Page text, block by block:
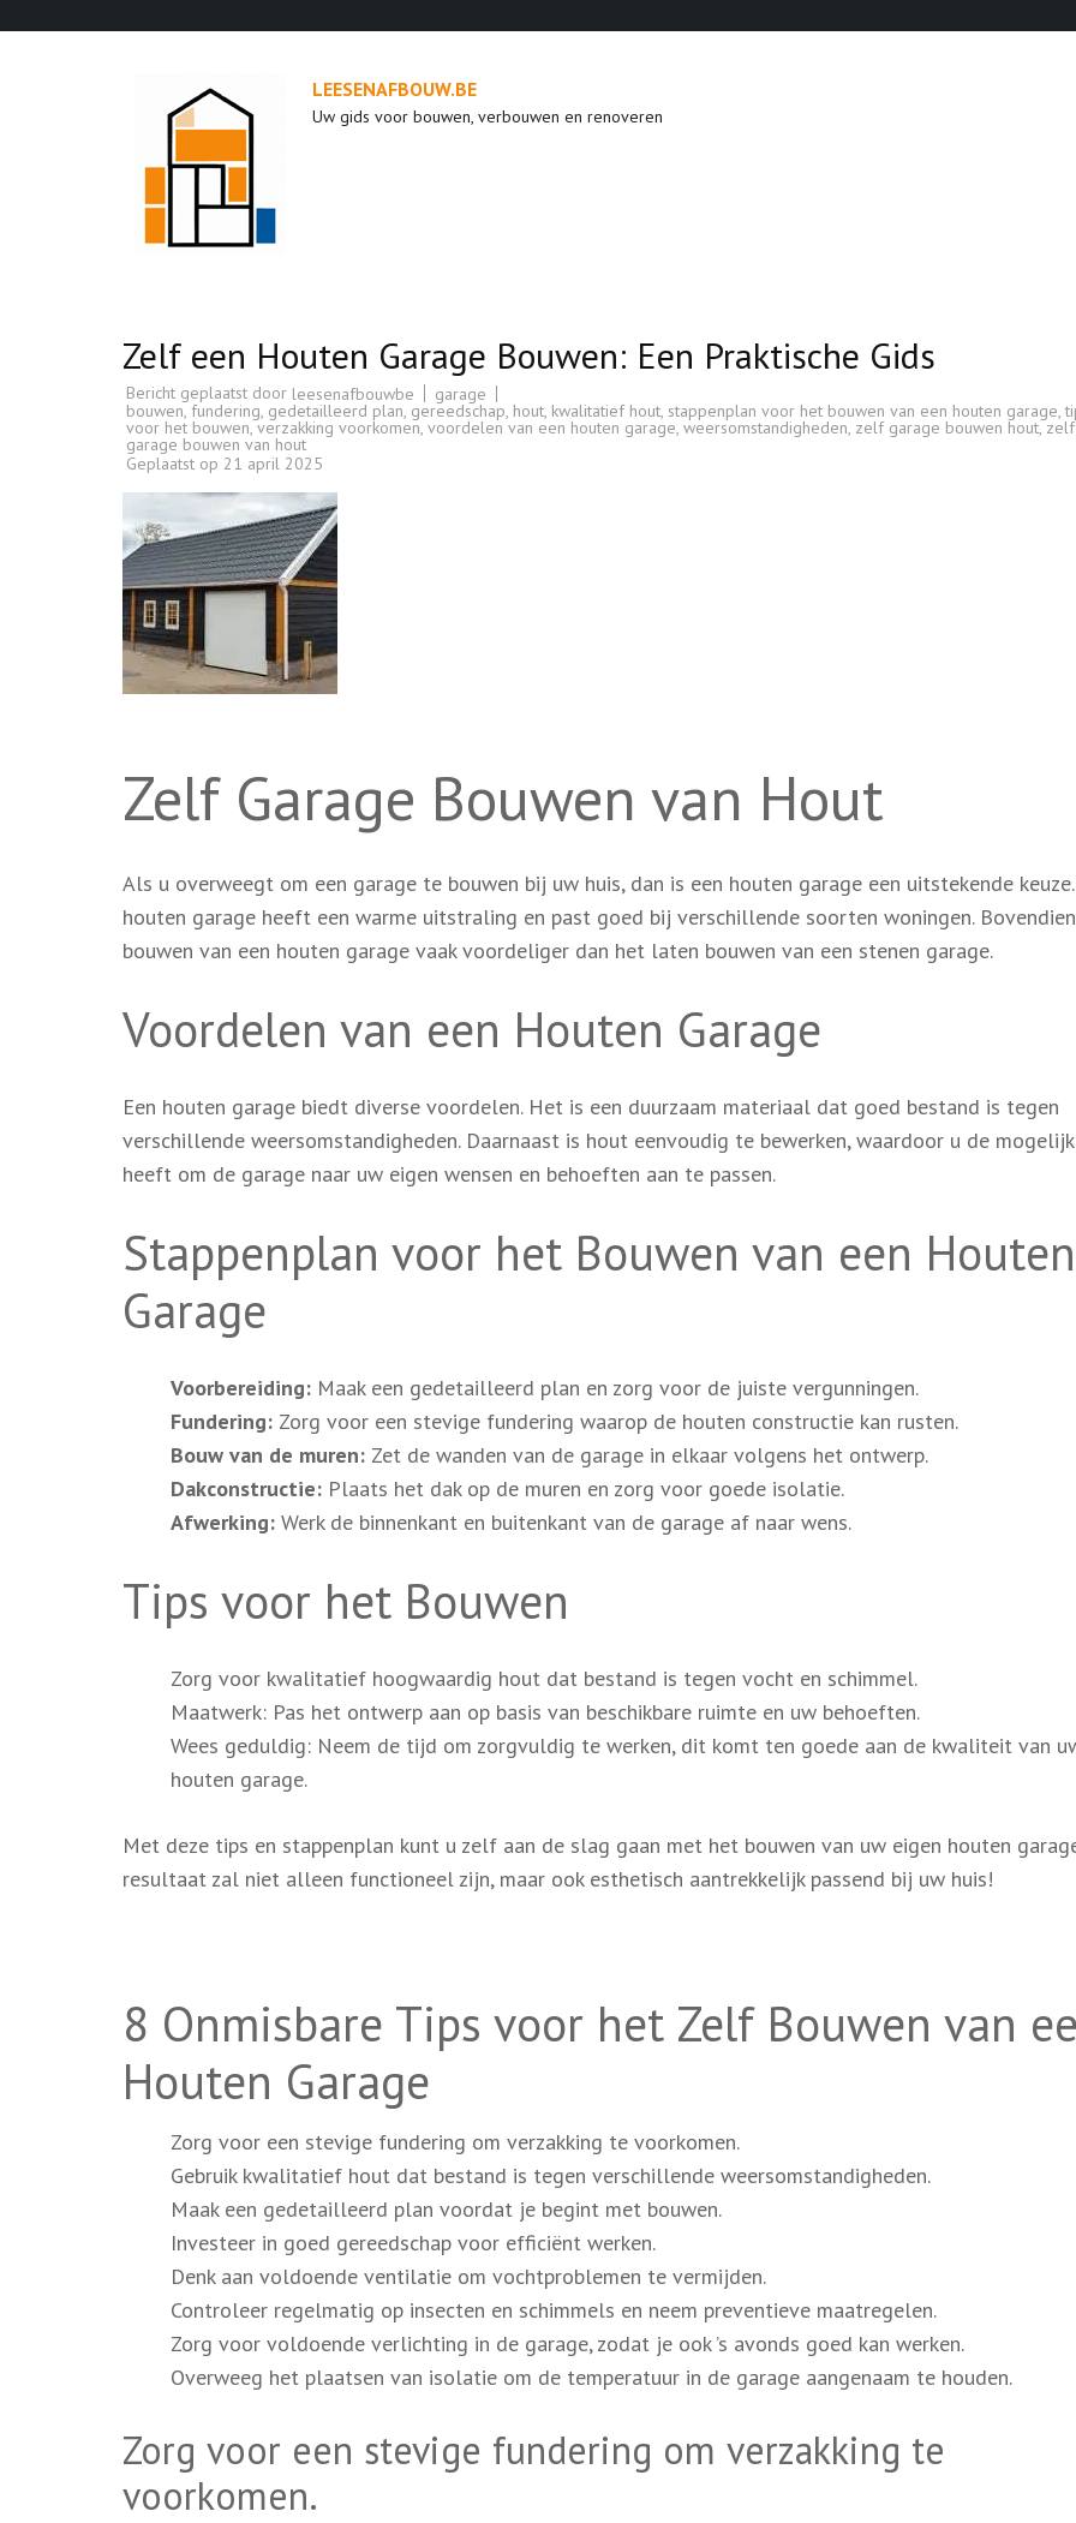
LEESENAFBOUW.BE
Uw gids voor bouwen, verbouwen en renoveren
Zelf een Houten Garage Bouwen: Een Praktische Gids
Bericht geplaatst door leesenafbouwbe
garage
bouwen, fundering, gedetailleerd plan, gereedschap, hout, kwalitatief hout, stappenplan voor het bouwen van een houten garage,
voor het bouwen,verzakking voorkomen, voordelen van een houten garage, weersomstandigheden, zelf garage bouwen hout,zelf
garage bouwen van hout
Geplaatst op 21 april 2025
Zelf Garage Bouwen van Hout
Als u overweegt om een garage te bouwen bij uw huis, dan is een houten garage een uitstekende
houten garage heeft een warme uitstraling en past goed bij verschillende soorten woningen.
bouwen van een houten garage vaak voordeliger dan het laten bouwen van een stenen garage.
Voordelen van een Houten Garage
Een houten garage biedt diverse voordelen. Het is een duurzaam materiaal dat goed bestand is tegen
verschillende weersomstandigheden. Daarnaast is hout eenvoudig te bewerken, waardoor u de
heeft om de garage naar uw eigen wensen en behoeften aan te passen.
Stappenplan voor het Bouwen van een Houten
Garage
Voorbereiding: Maak een gedetailleerd plan en zorg voor de juiste vergunningen.
Fundering: Zorg voor een stevige fundering waarop de houten constructie kan rusten.
Bouw van de muren: Zet de wanden van de garage in elkaar volgens het ontwerp.
Dakconstructie: Plaats het dak op de muren en zorg voor goede isolatie.
Afwerking: Werk de binnenkant en buitenkant van de garage af naar wens.
Tips voor het Bouwen
Zorg voor kwalitatief hoogwaardig hout dat bestand is tegen vocht en schimmel.
Maatwerk: Pas het ontwerp aan op basis van beschikbare ruimte en uw behoeften.
Wees geduldig: Neem de tijd om zorgvuldig te werken, dit komt ten goede aan de kwaliteit van
houten garage.
Met deze tips en stappenplan kunt u zelf aan de slag gaan met het bouwen van uw eigen houten
resultaat zal niet alleen functioneel zijn, maar ook esthetisch aantrekkelijk passend bij uw huis!
8 Onmisbare Tips voor het Zelf Bouwen van
Houten Garage
Zorg voor een stevige fundering om verzakking te voorkomen.
Gebruik kwalitatief hout dat bestand is tegen verschillende weersomstandigheden.
Maak een gedetailleerd plan voordat je begint met bouwen.
Investeer in goed gereedschap voor efficiënt werken.
Denk aan voldoende ventilatie om vochtproblemen te vermijden.
Controleer regelmatig op insecten en schimmels en neem preventieve maatregelen.
Zorg voor voldoende verlichting in de garage, zodat je ook ’s avonds goed kan werken.
Overweeg het plaatsen van isolatie om de temperatuur in de garage aangenaam te houden.
Zorg voor een stevige fundering om verzakking te
voorkomen.